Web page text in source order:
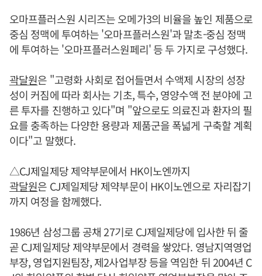
오마프플러스원 시리즈는 오메가3의 비율을 높인 제품으로
중심 정맥에 투여하는 '오마프플러스원'과 말초-중심 정맥
에 투여하는 '오마프플러스원페리' 등 두 가지로 구성했다.
곽달원은 "고령화 사회로 접어들면서 수액제 시장의 성장
성이 커짐에 따라 회사는 기초, 특수, 영양수액 전 분야에 고
른 투자를 진행하고 있다"며 "앞으로도 의료진과 환자의 필
요를 충족하는 다양한 용량과 제품군을 폭넓게 구축할 계획
이다"고 말했다.
△CJ제일제당 제약부문에서 HK이노엔까지
곽달원은 CJ제일제당 제약부문이 HK이노엔으로 자리잡기
까지 여정을 함께했다.
1986년 삼성그룹 공채 27기로 CJ제일제당에 입사한 뒤 줄
곧 CJ제일제당 제약부문에서 경력을 쌓았다. 영남지역영업
부장, 영업지원팀장, 제2사업부장 등을 역임한 뒤 2004년 C